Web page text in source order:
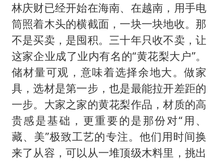
林庆财已经开始在海南、在越南，用手电
筒照着木头的横截面，一块一块地收。那
不是买卖，是囤积。三十年只收不卖，让
这家企业成了业内有名的“黄花梨大户”。
储材量可观，意味着选择余地大。做家
具，选材是第一步，也是最能拉开差距的
一步。大家之家的黄花梨作品，材质的高
贵感是基础，更重要的是那份对“用、
藏、美”极致工艺的专注。他们用时间换
来了从容，可以从一堆顶级木料里，挑出